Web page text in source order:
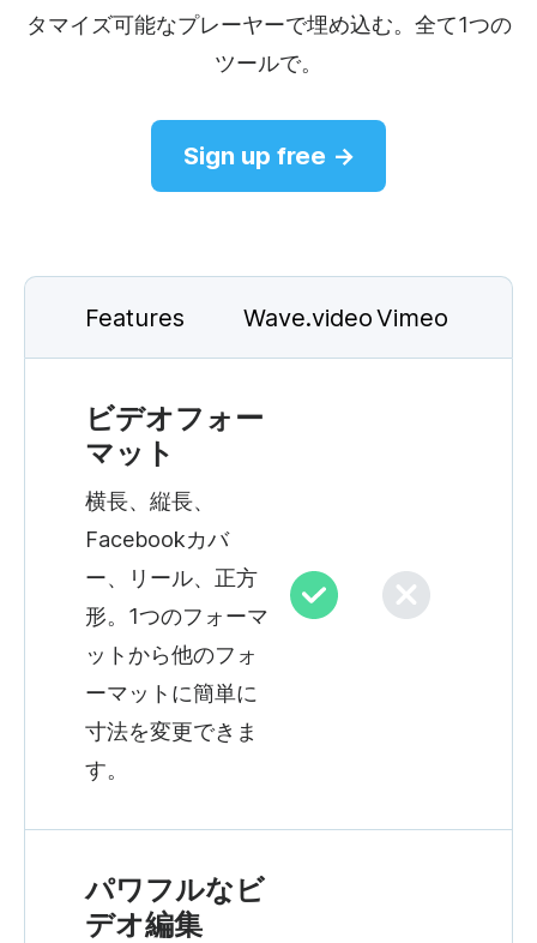
タマイズ可能なプレーヤーで埋め込む。全て1つの
ツールで。
Sign up free →
Features Wave.videoVimeo
ビデオフォー
マット
横長、縦長、
Facebookカバ
ー、リール、正方
形。1つのフォーマ
ットから他のフォ
ーマットに簡単に
寸法を変更できま
す。
パワフルなビ
デオ編集